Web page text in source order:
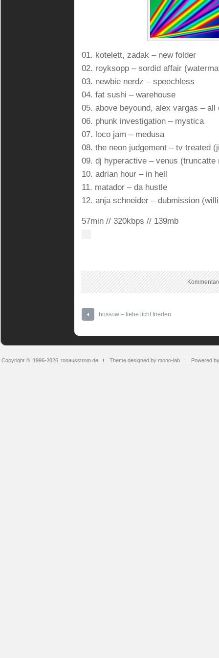
01. kotelett, zadak – new folder
02. royksopp – sordid affair
03. newbie nerdz – speechless
04. fat sushi – warehouse
05. above beyound, alex vargas –
06. phunk investigation – mystica
07. loco jam – medusa
08. the neon judgement – tv treated
09. dj hyperactive – venus (truncatte
10. adrian hour – in hell
11. matador – da hustle
12. anja schneider – dubmission
57min // 320kbps // 139mb
hossow – liebe licht frieden
Copyright © 1996-2026 tonausstrom.de Theme designed by mono-lab Powered